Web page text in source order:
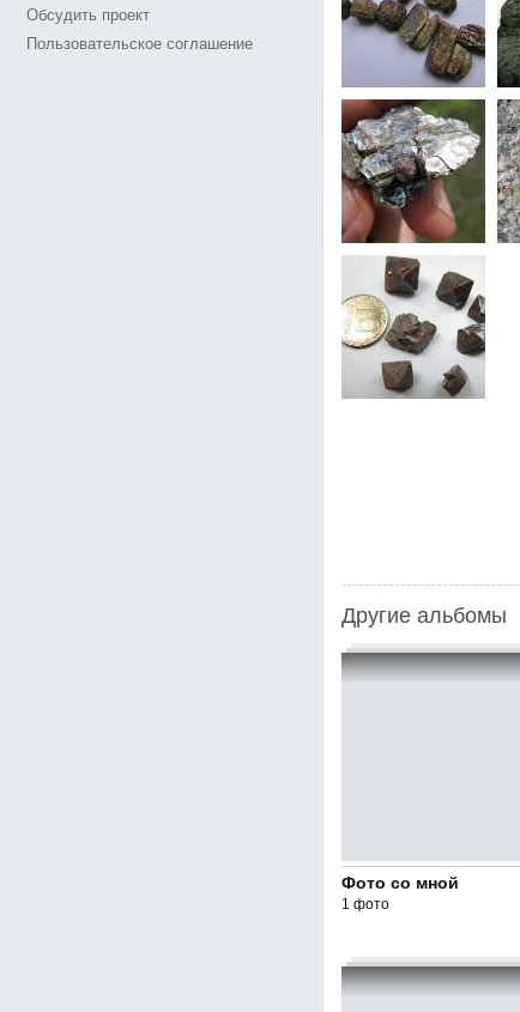
Обсудить проект
Пользовательское соглашение
Другие альбомы
Фото со мной
1 фото